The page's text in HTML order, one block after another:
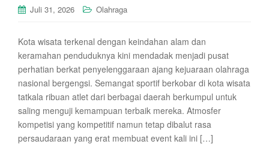
Juli 31, 2026 Olahraga
Kota wisata terkenal dengan keindahan alam dan
keramahan penduduknya kini mendadak menjadi pusat
perhatian berkat penyelenggaraan ajang kejuaraan olahraga
nasional bergengsi. Semangat sportif berkobar di kota wisata
tatkala ribuan atlet dari berbagai daerah berkumpul untuk
saling menguji kemampuan terbaik mereka. Atmosfer
kompetisi yang kompetitif namun tetap dibalut rasa
persaudaraan yang erat membuat event kali ini […]